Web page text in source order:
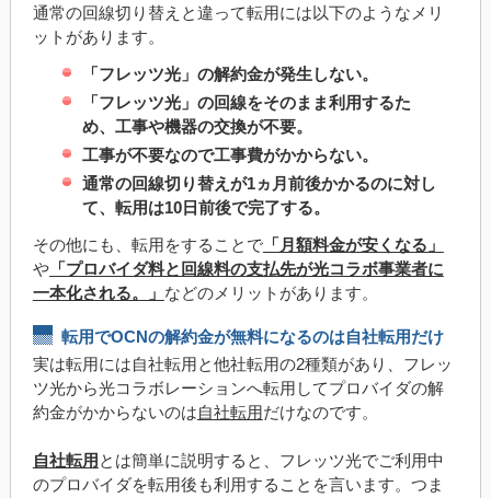
通常の回線切り替えと違って転用には以下のようなメリ
ットがあります。
「フレッツ光」の解約金が発生しない。
「フレッツ光」の回線をそのまま利用するた
め、工事や機器の交換が不要。
工事が不要なので工事費がかからない。
通常の回線切り替えが1ヵ月前後かかるのに対し
て、転用は10日前後で完了する。
その他にも、転用をすることで「月額料金が安くなる」
や「プロバイダ料と回線料の支払先が光コラボ事業者に
一本化される。」 などのメリットがあります。
転用でOCNの解約金が無料になるのは自社転用だけ
実は転用には自社転用と他社転用の2種類があり、フレッ
ツ光から光コラボレーションへ転用してプロバイダの解
約金がかからないのは自社転用だけなのです。
自社転用 とは簡単に説明すると、フレッツ光でご利用中
のプロバイダを転用後も利用することを言います。つま